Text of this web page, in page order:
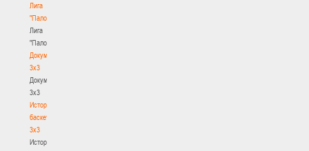
Лига
"Палова"
Лига
"Палова"
Документы
3х3
Документы
3х3
История
баскетбола
3х3
История